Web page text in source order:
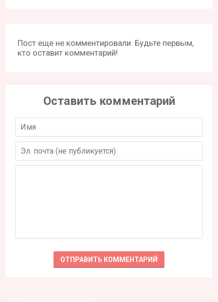
Пост еще не комментировали. Будьте первым,
кто оставит комментарий!
Оставить комментарий